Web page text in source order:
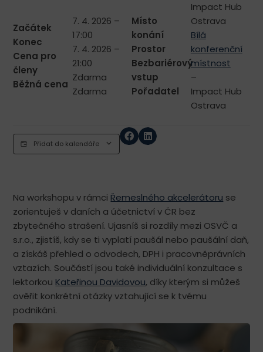
Začátek
Konec
Cena pro
členy
Běžná cena
7. 4. 2026 –
17:00
7. 4. 2026 –
21:00
Zdarma
Zdarma
Místo
konání
Prostor
Bezbariérový
vstup
Pořadatel
Impact Hub
Ostrava
Bílá
konferenční
místnost
–
Impact Hub
Ostrava
Přidat do kalendáře
Na workshopu v rámci Řemeslného akcelerátoru se
zorientuješ v daních a účetnictví v ČR bez
zbytečného strašení. Ujasníš si rozdíly mezi OSVČ a
s.r.o., zjistíš, kdy se ti vyplatí paušál nebo paušální daň,
a získáš přehled o odvodech, DPH i pracovněprávních
vztazích. Součástí jsou také individuální konzultace s
lektorkou Kateřinou Davidovou, díky kterým si můžeš
ověřit konkrétní otázky vztahující se k tvému
podnikání.